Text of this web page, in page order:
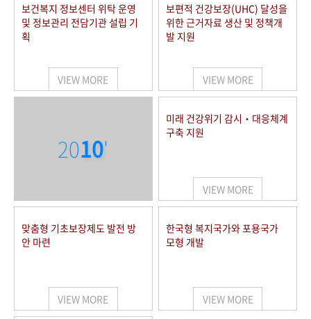
보건복지 정보센터 위탁 운영
및 정보관리 전담기관 설립 기
획
VIEW MORE
보편적 건강보장(UHC) 달성을
위한 근거자료 생산 및 정책개
발 지원
VIEW MORE
2010'
미래 건강위기 감시‧대응체계
구축 지원
VIEW MORE
맞춤형 기초보장제도 발전 방
안 마련
VIEW MORE
한국형 복지국가와 포용국가
모형 개발
VIEW MORE